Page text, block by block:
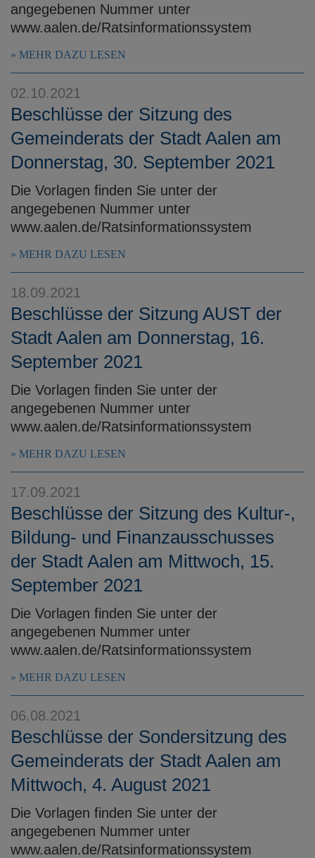
angegebenen Nummer unter
www.aalen.de/Ratsinformationssystem
MEHR DAZU LESEN
02.10.2021
Beschlüsse der Sitzung des
Gemeinderats der Stadt Aalen am
Donnerstag, 30. September 2021
Die Vorlagen finden Sie unter der
angegebenen Nummer unter
www.aalen.de/Ratsinformationssystem
MEHR DAZU LESEN
18.09.2021
Beschlüsse der Sitzung AUST der
Stadt Aalen am Donnerstag, 16.
September 2021
Die Vorlagen finden Sie unter der
angegebenen Nummer unter
www.aalen.de/Ratsinformationssystem
MEHR DAZU LESEN
17.09.2021
Beschlüsse der Sitzung des Kultur-,
Bildung- und Finanzausschusses
der Stadt Aalen am Mittwoch, 15.
September 2021
Die Vorlagen finden Sie unter der
angegebenen Nummer unter
www.aalen.de/Ratsinformationssystem
MEHR DAZU LESEN
06.08.2021
Beschlüsse der Sondersitzung des
Gemeinderats der Stadt Aalen am
Mittwoch, 4. August 2021
Die Vorlagen finden Sie unter der
angegebenen Nummer unter
www.aalen.de/Ratsinformationssystem